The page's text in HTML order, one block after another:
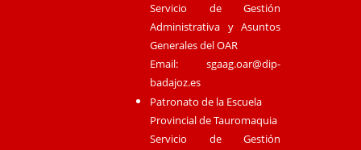
Servicio de Gestión
Administrativa y Asuntos
Generales del OAR
Email:sgaag.oar@dip-
badajoz.es
Patronato de la Escuela
Provincial de Tauromaquia
Servicio de Gestión